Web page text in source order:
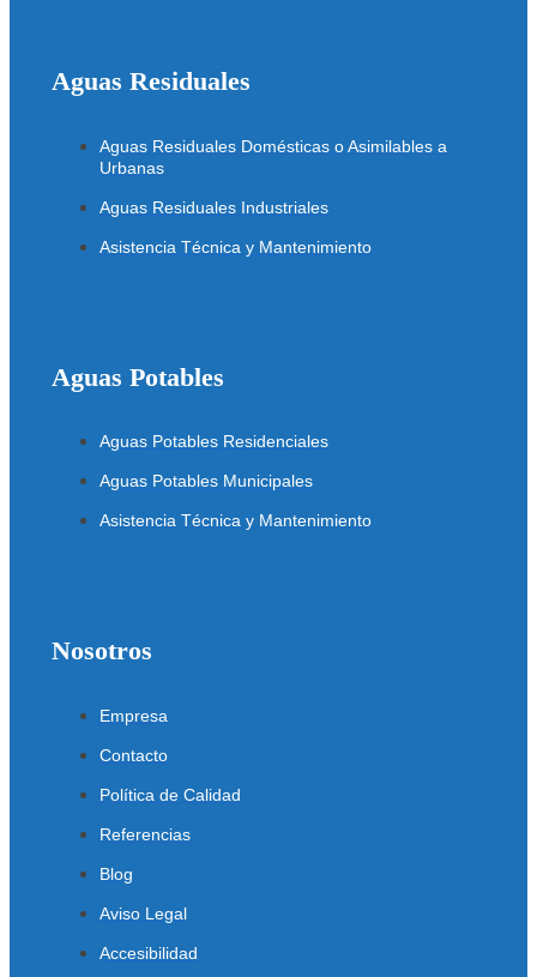
Aguas Residuales
Aguas Residuales Domésticas o Asimilables a
Urbanas
Aguas Residuales Industriales
Asistencia Técnica y Mantenimiento
Aguas Potables
Aguas Potables Residenciales
Aguas Potables Municipales
Asistencia Técnica y Mantenimiento
Nosotros
Empresa
Contacto
Política de Calidad
Referencias
Blog
Aviso Legal
Accesibilidad